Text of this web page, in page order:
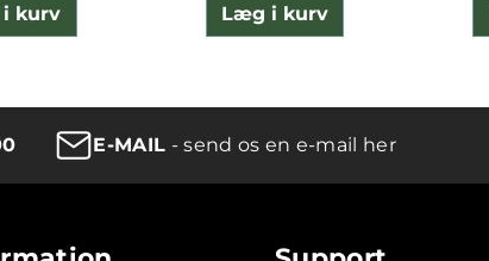
kurv Læg i kurv
E-MAIL - send os en e-mail her